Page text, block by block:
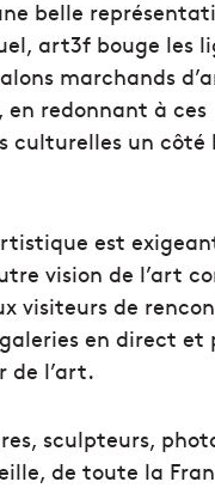
belle
art3f bouge les
marchands
redonnant à ces
culturelles un côté
est
vision de l’art
visiteurs de
en direct et
de l’art.
sculpteurs,
de toute la